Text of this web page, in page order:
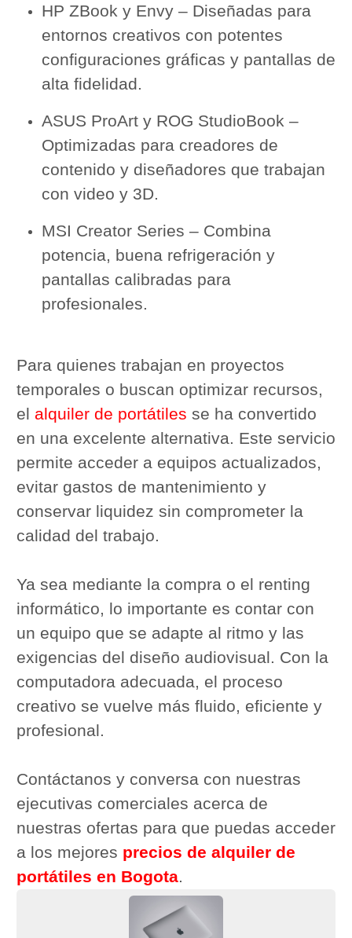
HP ZBook y Envy – Diseñadas para
entornos creativos con potentes
configuraciones gráficas y pantallas de
alta fidelidad.
ASUS ProArt y ROG StudioBook –
Optimizadas para creadores de
contenido y diseñadores que trabajan
con video y 3D.
MSI Creator Series – Combina
potencia, buena refrigeración y
pantallas calibradas para
profesionales.
Para quienes trabajan en proyectos
temporales o buscan optimizar recursos,
el alquiler de portátiles se ha convertido
en una excelente alternativa. Este servicio
permite acceder a equipos actualizados,
evitar gastos de mantenimiento y
conservar liquidez sin comprometer la
calidad del trabajo.
Ya sea mediante la compra o el renting
informático, lo importante es contar con
un equipo que se adapte al ritmo y las
exigencias del diseño audiovisual. Con la
computadora adecuada, el proceso
creativo se vuelve más fluido, eficiente y
profesional.
Contáctanos y conversa con nuestras
ejecutivas comerciales acerca de
nuestras ofertas para que puedas acceder
a los mejores precios de alquiler de
portátiles en Bogota.